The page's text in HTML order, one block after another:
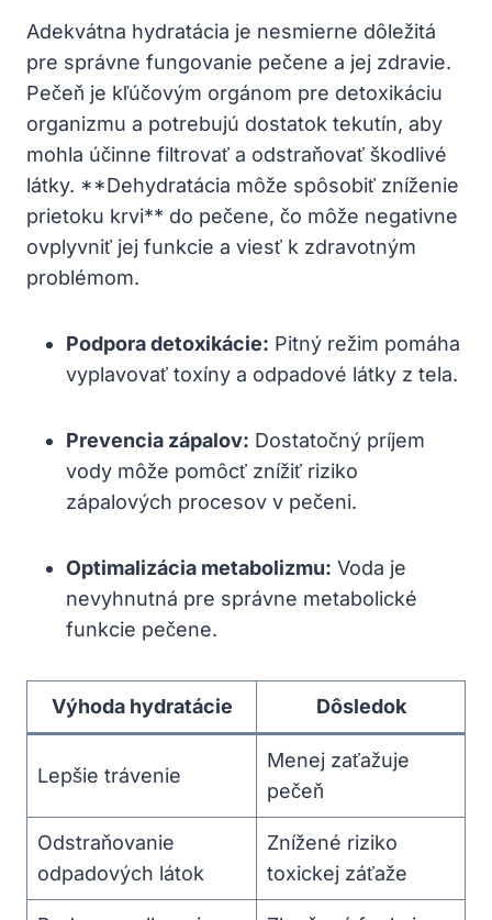
Adekvátna hydratácia je nesmierne dôležitá
pre správne fungovanie pečene a jej zdravie.
Pečeň je kľúčovým orgánom pre detoxikáciu
organizmu a potrebujú dostatok tekutín, aby
mohla účinne filtrovať a odstraňovať škodlivé
látky. **Dehydratácia môže spôsobiť zníženie
prietoku krvi** do pečene, čo môže negativne
ovplyvniť jej funkcie a viesť k zdravotným
problémom.
Podpora detoxikácie: Pitný režim pomáha
vyplavovať toxíny a odpadové látky z tela.
Prevencia zápalov: Dostatočný príjem
vody môže pomôcť znížiť riziko
zápalových procesov v pečeni.
Optimalizácia metabolizmu: Voda je
nevyhnutná pre správne metabolické
funkcie pečene.
Výhoda hydratácie Dôsledok
Lepšie trávenie
Menej zaťažuje
pečeň
Odstraňovanie
odpadových látok
Znížené riziko
toxickej záťaže